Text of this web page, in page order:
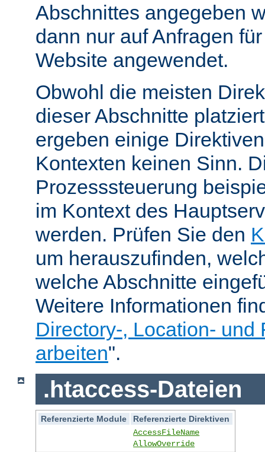
Abschnittes angegeben
dann nur auf Anfragen
Website angewendet.
Obwohl die meisten
dieser Abschnitte
ergeben einige
Kontexten keinen Sinn.
Prozesssteuerung
im Kontext des
werden. Prüfen Sie den
um herauszufinden,
welche Abschnitte
Weitere Informationen
Directory-, Location- und
arbeiten".
.htaccess-Dateien
Referenzierte Module
Referenzierte Direktiven
AccessFileName
AllowOverride